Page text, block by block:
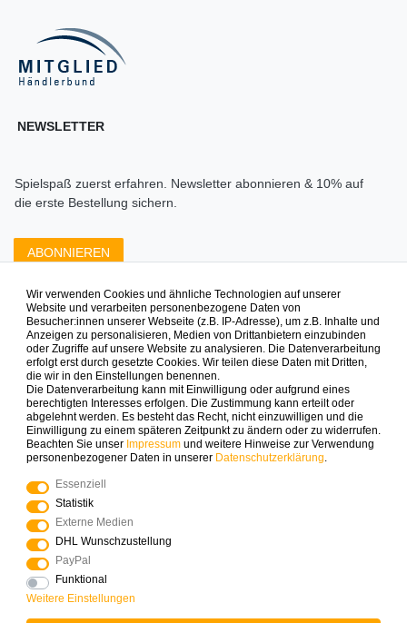
NEWSLETTER
Spielspaß zuerst erfahren. Newsletter abonnieren & 10% auf
die erste Bestellung sichern.
ABONNIEREN
Zahlungsarten die wir anbieten
Mehr Spielinspiration gefällig?
© Copyright 2025 Logoplay-Holzspiele Alle Rechte
vorbehalten
Widerrufs­recht
Wir verwenden Cookies und ähnliche Technologien auf unserer
Website und verarbeiten personenbezogene Daten von
Besucher:innen unserer Webseite (z.B. IP-Adresse), um z.B. Inhalte und
Anzeigen zu personalisieren, Medien von Drittanbietern einzubinden
oder Zugriffe auf unsere Website zu analysieren. Die Datenverarbeitung
erfolgt erst durch gesetzte Cookies. Wir teilen diese Daten mit Dritten,
die wir in den Einstellungen benennen.
Die Datenverarbeitung kann mit Einwilligung oder aufgrund eines
berechtigten Interesses erfolgen. Die Zustimmung kann erteilt oder
abgelehnt werden. Es besteht das Recht, nicht einzuwilligen und die
Einwilligung zu einem späteren Zeitpunkt zu ändern oder zu widerrufen.
Beachten Sie unser Impressum und weitere Hinweise zur Verwendung
personenbezogener Daten in unserer Daten­schutz­erklärung.
Essenziell
Statistik
Externe Medien
DHL Wunschzustellung
PayPal
Funktional
Weitere Einstellungen